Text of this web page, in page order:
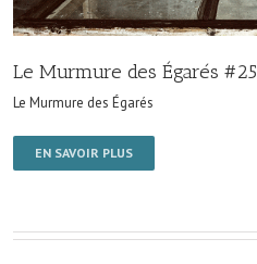
Le Murmure des Égarés #25
Le Murmure des Égarés
EN SAVOIR PLUS